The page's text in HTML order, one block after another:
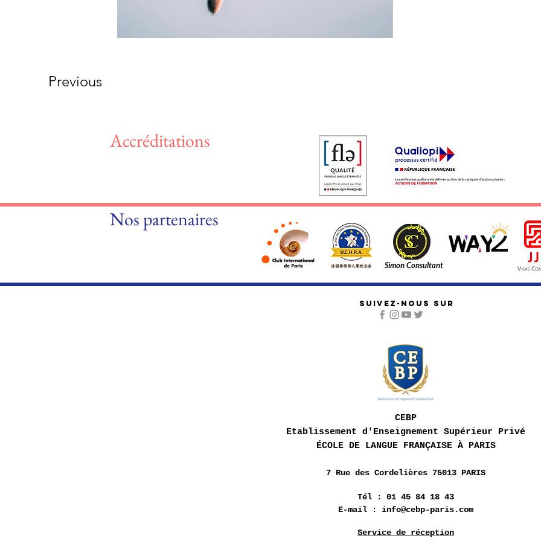
Previous
Accréditations
Nos partenaires
Simon Consultant
SUIVEZ-NOUS SUR
CEBP
Etablissement d'Enseignement Supérieur Privé
ÉCOLE DE LANGUE FRANÇAISE À PARIS
7 Rue des Cordelières 75013 PARIS
Tél : 01 45 84 18 43
E-mail : info@cebp-paris.com
Service de réception